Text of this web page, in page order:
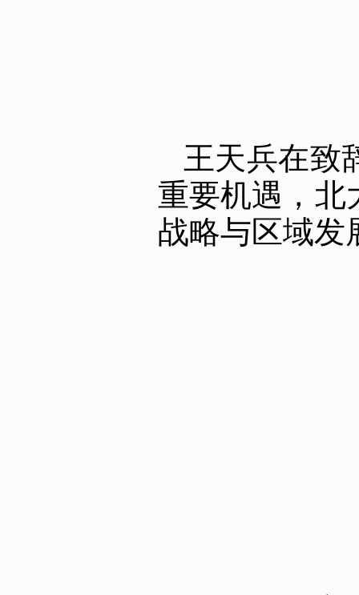
王天兵在致
重要机遇，北
战略与区域发